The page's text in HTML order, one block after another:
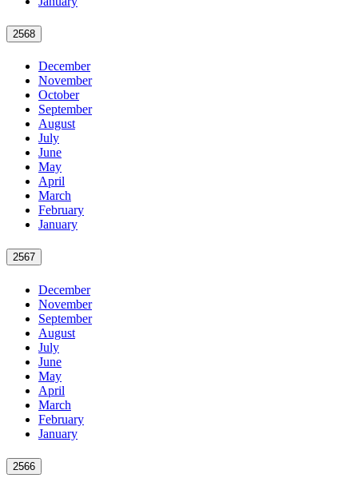
2568
December
November
October
September
August
July
June
May
April
March
February
January
2567
December
November
September
August
July
June
May
April
March
February
January
2566